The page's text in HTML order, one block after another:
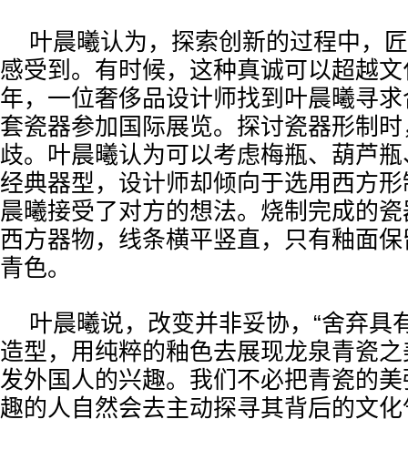
叶晨曦认为，探索创新的过程中，
感受到。有时候，这种真诚可以超越
年，一位奢侈品设计师找到叶晨曦寻
套瓷器参加国际展览。探讨瓷器形制
歧。叶晨曦认为可以考虑梅瓶、葫芦
经典器型，设计师却倾向于选用西方
晨曦接受了对方的想法。烧制完成的
西方器物，线条横平竖直，只有釉面
青色。
叶晨曦说，改变并非妥协，“舍弃具
造型，用纯粹的釉色去展现龙泉青瓷
发外国人的兴趣。我们不必把青瓷的
趣的人自然会去主动探寻其背后的文化